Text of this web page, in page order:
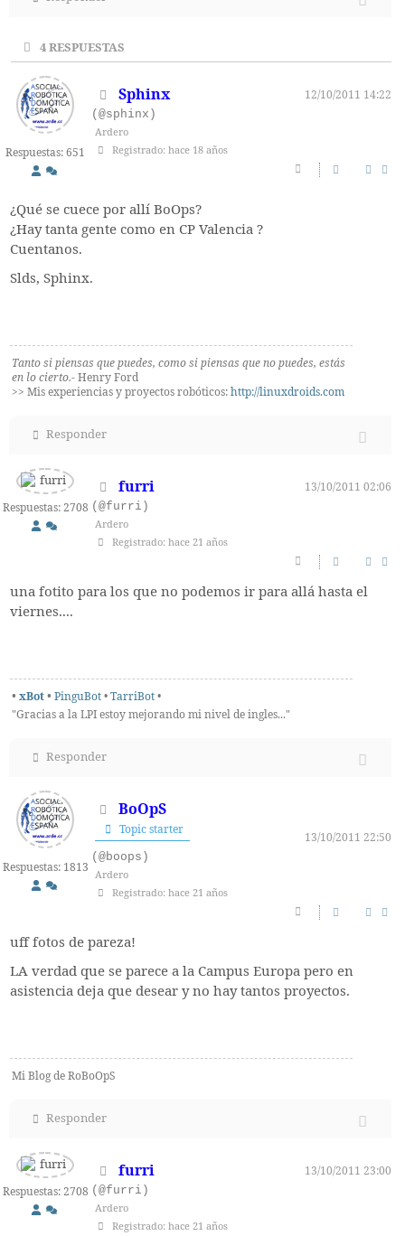
4RESPUESTAS
Respuestas: 651
Sphinx
12/10/2011 14:22
(@sphinx)
Ardero
Registrado: hace 18 años
¿Qué se cuece por allí BoOps?
¿Hay tanta gente como en CP Valencia ?
Cuentanos.
Slds, Sphinx.
Tanto si piensas que puedes, como si piensas que no puedes, estás
en lo cierto.- Henry Ford
>> Mis experiencias y proyectos robóticos: http://linuxdroids.com
Responder
Respuestas: 2708
furri
13/10/2011 02:06
(@furri)
Ardero
Registrado: hace 21 años
una fotito para los que no podemos ir para allá hasta el
viernes....
• xBot • PinguBot • TarriBot •
"Gracias a la LPI estoy mejorando mi nivel de ingles..."
Responder
Respuestas: 1813
BoOpS
Topic starter
13/10/2011 22:50
(@boops)
Ardero
Registrado: hace 21 años
uff fotos de pareza!
LA verdad que se parece a la Campus Europa pero en
asistencia deja que desear y no hay tantos proyectos.
Mi Blog de RoBoOpS
Responder
Respuestas: 2708
furri
13/10/2011 23:00
(@furri)
Ardero
Registrado: hace 21 años